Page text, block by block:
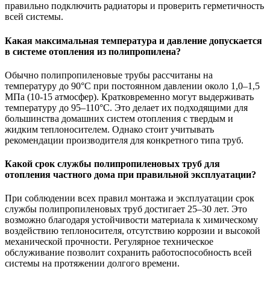
правильно подключить радиаторы и проверить герметичность
всей системы.
Какая максимальная температура и давление допускается
в системе отопления из полипропилена?
Обычно полипропиленовые трубы рассчитаны на
температуру до 90°C при постоянном давлении около 1,0–1,5
МПа (10-15 атмосфер). Кратковременно могут выдерживать
температуру до 95–110°C. Это делает их подходящими для
большинства домашних систем отопления с твердым и
жидким теплоносителем. Однако стоит учитывать
рекомендации производителя для конкретного типа труб.
Какой срок службы полипропиленовых труб для
отопления частного дома при правильной эксплуатации?
При соблюдении всех правил монтажа и эксплуатации срок
службы полипропиленовых труб достигает 25–30 лет. Это
возможно благодаря устойчивости материала к химическому
воздействию теплоносителя, отсутствию коррозии и высокой
механической прочности. Регулярное техническое
обслуживание позволит сохранить работоспособность всей
системы на протяжении долгого времени.